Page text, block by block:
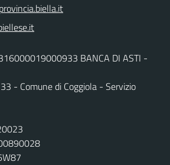
BANCA DI ASTI -
- Comune di Coggiola - Servizio